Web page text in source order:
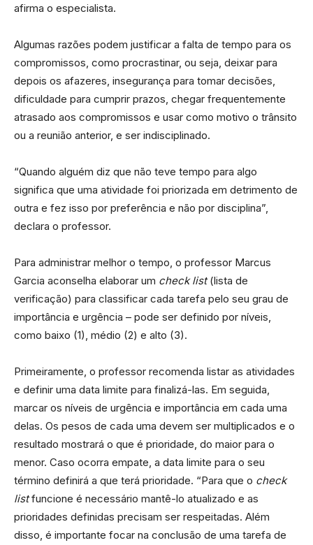
afirma o especialista.
Algumas razões podem justificar a falta de tempo para os
compromissos, como procrastinar, ou seja, deixar para
depois os afazeres, insegurança para tomar decisões,
dificuldade para cumprir prazos, chegar frequentemente
atrasado aos compromissos e usar como motivo o trânsito
ou a reunião anterior, e ser indisciplinado.
“Quando alguém diz que não teve tempo para algo
significa que uma atividade foi priorizada em detrimento de
outra e fez isso por preferência e não por disciplina”,
declara o professor.
Para administrar melhor o tempo, o professor Marcus
Garcia aconselha elaborar um check list(lista de
verificação) para classificar cada tarefa pelo seu grau de
importância e urgência – pode ser definido por níveis,
como baixo (1), médio (2) e alto (3).
Primeiramente, o professor recomenda listar as atividades
e definir uma data limite para finalizá-las. Em seguida,
marcar os níveis de urgência e importância em cada uma
delas. Os pesos de cada uma devem ser multiplicados e o
resultado mostrará o que é prioridade, do maior para o
menor. Caso ocorra empate, a data limite para o seu
término definirá a que terá prioridade. “Para que o check
listfuncione é necessário mantê-lo atualizado e as
prioridades definidas precisam ser respeitadas. Além
disso, é importante focar na conclusão de uma tarefa de